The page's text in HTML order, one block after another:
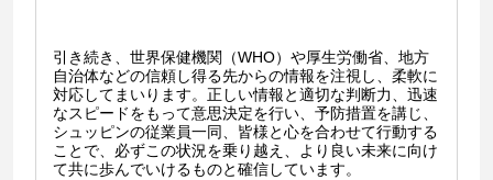
引き続き、世界保健機関（WHO）や厚生労働省、地方
自治体などの信頼し得る先からの情報を注視し、柔軟に
対応してまいります。正しい情報と適切な判断力、迅速
なスピードをもって意思決定を行い、予防措置を講じ、
シュッピンの従業員一同、皆様と心を合わせて行動する
ことで、必ずこの状況を乗り越え、より良い未来に向け
て共に歩んでいけるものと確信しています。